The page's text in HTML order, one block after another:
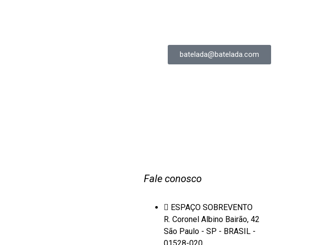
batelada@batelada.com
Fale conosco
ESPAÇO SOBREVENTO
R. Coronel Albino Bairão, 42
São Paulo - SP - BRASIL -